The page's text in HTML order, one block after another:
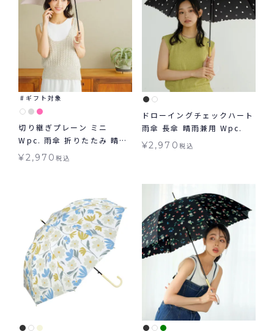
ギフト対象
切り継ぎプレーン ミニ
Wpc. 雨傘 折りたたみ 晴雨
兼用 ギフト対象
¥2,970税込
ドローイングチェックハート
雨傘 長傘 晴雨兼用 Wpc.
¥2,970 税込